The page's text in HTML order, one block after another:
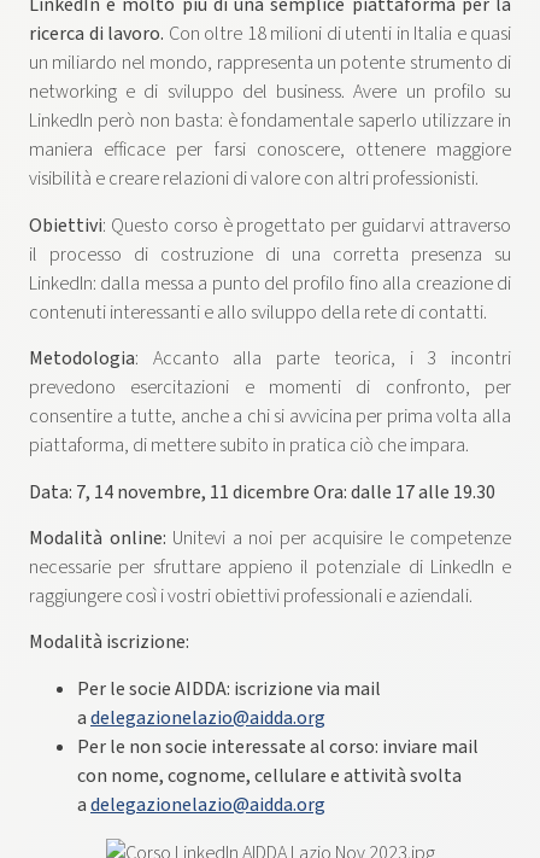
ricerca di lavoro. Con oltre 18 milioni di utenti in Italia e quasi
un miliardo nel mondo, rappresenta un potente strumento di
networking e di sviluppo del business. Avere un profilo su
LinkedIn però non basta: è fondamentale saperlo utilizzare in
maniera efficace per farsi conoscere, ottenere maggiore
visibilità e creare relazioni di valore con altri professionisti.
Obiettivi: Questo corso è progettato per guidarvi attraverso
il processo di costruzione di una corretta presenza su
LinkedIn: dalla messa a punto del profilo fino alla creazione di
contenuti interessanti e allo sviluppo della rete di contatti.
Metodologia: Accanto alla parte teorica, i 3 incontri
prevedono esercitazioni e momenti di confronto, per
consentire a tutte, anche a chi si avvicina per prima volta alla
piattaforma, di mettere subito in pratica ciò che impara.
Data: 7, 14 novembre, 11 dicembre Ora: dalle 17 alle 19.30
Modalità online: Unitevi a noi per acquisire le competenze
necessarie per sfruttare appieno il potenziale di LinkedIn e
raggiungere così i vostri obiettivi professionali e aziendali.
Modalità iscrizione:
Per le socie AIDDA: iscrizione via mail
adelegazionelazio@aidda.org
Per le non socie interessate al corso: inviare mail
con nome, cognome, cellulare e attività svolta
adelegazionelazio@aidda.org